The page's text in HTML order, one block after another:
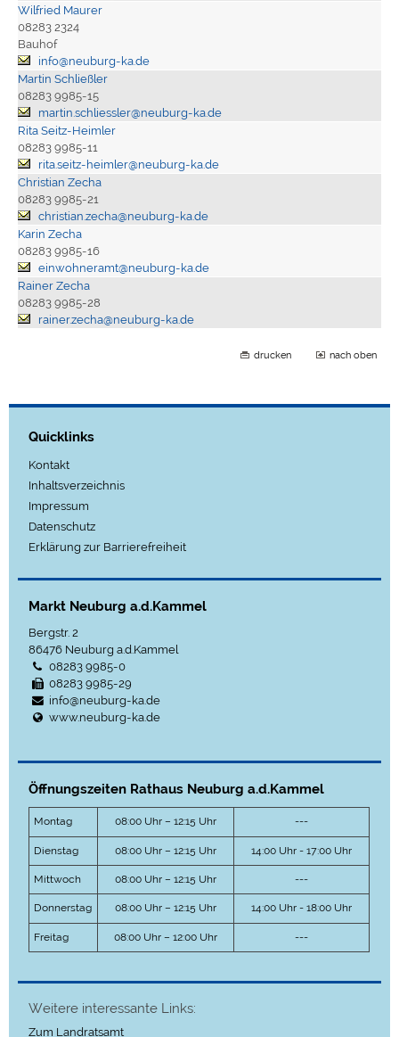
Wilfried Maurer
08283 2324
Bauhof
info@neuburg-ka.de
Martin Schließler
08283 9985-15
martin.schliessler@neuburg-ka.de
Rita Seitz-Heimler
08283 9985-11
rita.seitz-heimler@neuburg-ka.de
Christian Zecha
08283 9985-21
christian.zecha@neuburg-ka.de
Karin Zecha
08283 9985-16
einwohneramt@neuburg-ka.de
Rainer Zecha
08283 9985-28
rainer.zecha@neuburg-ka.de
drucken nach oben
Quicklinks
Kontakt
Inhaltsverzeichnis
Impressum
Datenschutz
Erklärung zur Barrierefreiheit
Markt Neuburg a.d.Kammel
Bergstr. 2
86476 Neuburg a.d.Kammel
08283 9985-0
08283 9985-29
info@neuburg-ka.de
www.neuburg-ka.de
Öffnungszeiten Rathaus Neuburg a.d.Kammel
Montag 08:00 Uhr – 12:15 Uhr ---
Dienstag 08:00 Uhr – 12:15 Uhr 14:00 Uhr - 17:00 Uhr
Mittwoch 08:00 Uhr – 12:15 Uhr ---
Donnerstag 08:00 Uhr – 12:15 Uhr 14:00 Uhr - 18:00 Uhr
Freitag 08:00 Uhr – 12:00 Uhr ---
Weitere interessante Links:
Zum Landratsamt